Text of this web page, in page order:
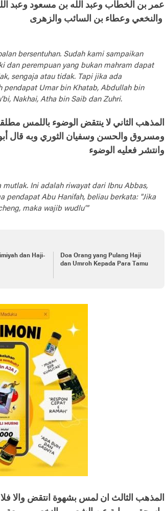
عمر بن الخطاب وعبد الله بن مسعود وعبد
bersentuhan. Sudah kami sampaikan
dan perempuan yang bukan mahram dapat
sengaja atau tidak. Tapi jika ada
pendapat Umar bin Khatab, Abdullah bin
Nakhai, Atha bin Saib dan Zuhri.
المذهب الثاني لا ينتقض الوضوء باللمس
ومسروق والحسن وسفيان الثوري وبه قال أبو
وانتشر فعليه الوضوء
Ini adalah riwayat dari Ibnu Abbas,
pendapat Abu Hanifah, beliau berkata: "Jika
maka wajib wudlu'"
dan Haji-
Doa Orang yang Pulang Haji
dan Umroh Kepada Para Tamu
المذهب الثالث ان لمس بشهوة انتقض والا